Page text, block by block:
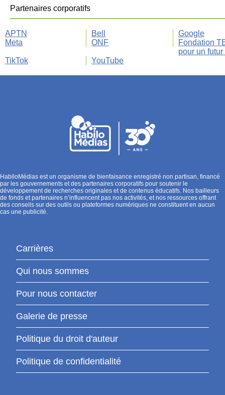
Partenaires corporatifs
APTN Bell
Google
Meta
ONF
Fondation
pour un
TikTok
YouTube
HabiloMédias est un organisme de bienfaisance enregistré non partisan, financé
par les gouvernements et des partenaires corporatifs pour soutenir le
développement de recherches originales et de contenus éducatifs. Nos bailleurs
de fonds et partenaires n’influencent pas nos activités, et nos ressources offrant
des conseils sur des outils ou plateformes numériques ne constituent en aucun
cas une publicité.
Carrières
Qui nous sommes
Pour nous contacter
Galerie de presse
Politique du droit d'auteur
Politique de confidentialité